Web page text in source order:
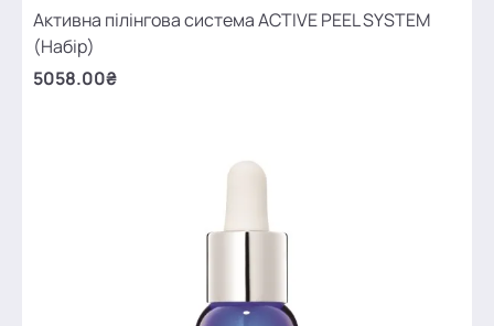
Активна пілінгова система ACTIVE PEEL SYSTEM
(Набір)
5058.00₴